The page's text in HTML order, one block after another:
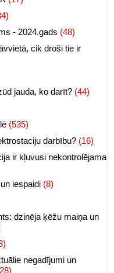
- 2024.gads (48)
cik droši tie ir
jauda, ko darīt? (44)
(535)
darbību? (16)
ir kļuvusi nekontrolējama
iespaidi (8)
dzinēja ķēžu maiņa un
negadījumi un